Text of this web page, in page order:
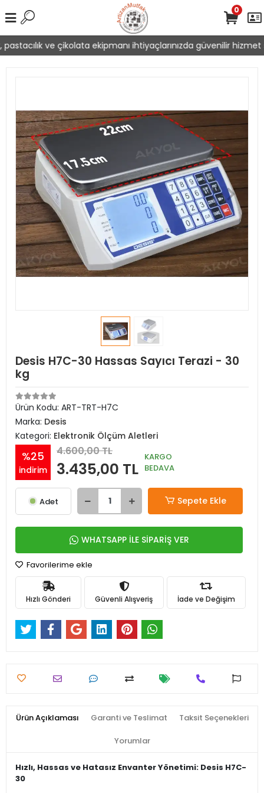
ve çikolata ekipmanı ihtiyaçlarınızda güvenilir hizmet
0
Desis H7C-30 Hassas Sayıcı Terazi - 30
kg
Ürün Kodu: ART-TRT-H7C
Marka: Desis
Kategori: Elektronik Ölçüm Aletleri
%25
indirim
4.600,00 TL
3.435,00 TL
KARGO
BEDAVA
Adet Sepete Ekle
WHATSAPP İLE SİPARİŞ VER
Favorilerime ekle
Hızlı Gönderi Güvenli Alışveriş İade ve Değişim
Ürün Açıklaması Garanti ve Teslimat Taksit Seçenekleri
Yorumlar
Hızlı, Hassas ve Hatasız Envanter Yönetimi: Desis H7C-
30